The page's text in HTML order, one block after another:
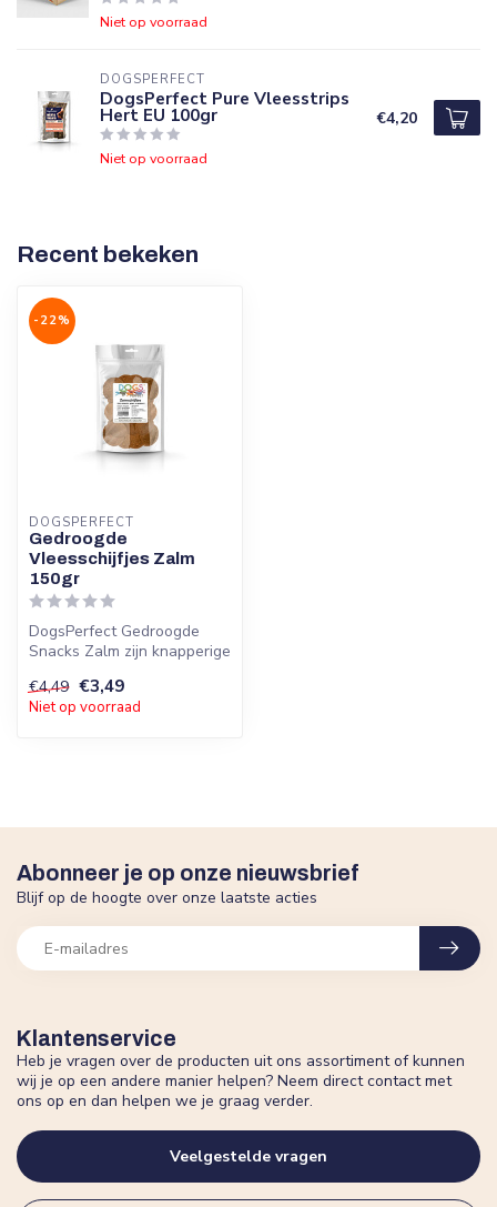
Niet op voorraad
DOGSPERFECT
DogsPerfect Pure Vleesstrips
Hert EU 100gr
Niet op voorraad
€4,20
Recent bekeken
-22%
DOGSPERFECT
Gedroogde
Vleesschijfjes Zalm
150gr
DogsPerfect Gedroogde
Snacks Zalm zijn knapperige
procent ...
€4,49 €3,49
Niet op voorraad
Klantenservice
Heb je vragen over de producten uit ons assortiment of kunnen
wij je op een andere manier helpen? Neem direct contact met
ons op en dan helpen we je graag verder.
Veelgestelde vragen
Abonneer je op onze nieuwsbrief
Blijf op de hoogte over onze laatste acties